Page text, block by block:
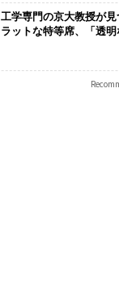
工学専門の京大教授が
ラットな特等席、「透明